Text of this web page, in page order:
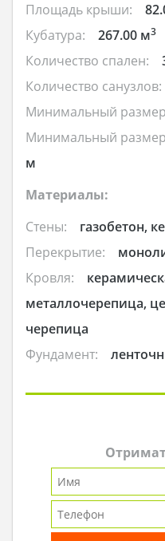
Площадь крыши:
Кубатура: 267.00 м3
Количество спален:
Количество санузлов:
Минимальный размер
Минимальный
м
Материалы:
Стены:
газобетон,
Перекрытие:
Кровля:
металлочерепица,
черепица
Фундамент: